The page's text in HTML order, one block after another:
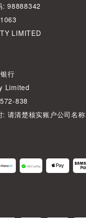
: 98888342
LIMITED
行
Limited
838
: 请清楚核实账户公司名